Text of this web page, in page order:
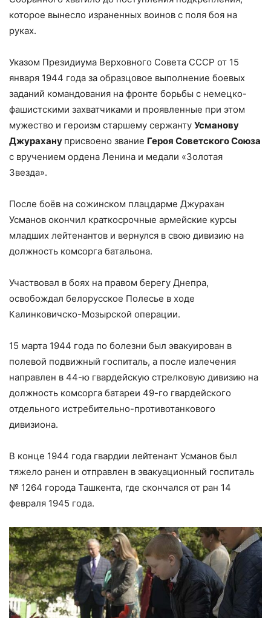
которое вынесло израненных воинов с поля боя на
руках.
Указом Президиума Верховного Совета СССР от 15
января 1944 года за образцовое выполнение боевых
заданий командования на фронте борьбы с немецко-
фашистскими захватчиками и проявленные при этом
мужество и героизм старшему сержанту Усманову
Джурахану присвоено звание Героя Советского Союза
с вручением ордена Ленина и медали «Золотая
Звезда».
После боёв на сожинском плацдарме Джурахан
Усманов окончил краткосрочные армейские курсы
младших лейтенантов и вернулся в свою дивизию на
должность комсорга батальона.
Участвовал в боях на правом берегу Днепра,
освобождал белорусское Полесье в ходе
Калинковичско-Мозырской операции.
15 марта 1944 года по болезни был эвакуирован в
полевой подвижный госпиталь, а после излечения
направлен в 44-ю гвардейскую стрелковую дивизию на
должность комсорга батареи 49-го гвардейского
отдельного истребительно-противотанкового
дивизиона.
В конце 1944 года гвардии лейтенант Усманов был
тяжело ранен и отправлен в эвакуационный госпиталь
№ 1264 города Ташкента, где скончался от ран 14
февраля 1945 года.